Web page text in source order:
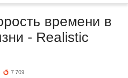
времени в
- Realistic
7 709